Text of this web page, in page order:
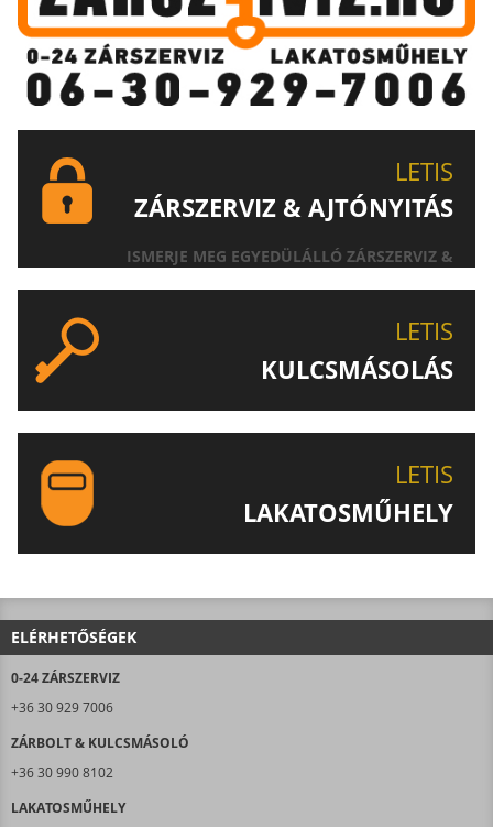
LETIS
ZÁRSZERVIZ & AJTÓNYITÁS
ISMERJE MEG EGYEDÜLÁLLÓ ZÁRSZERVIZ &
LETIS
KULCSMÁSOLÁS
LETIS
LAKATOSMŰHELY
ELÉRHETŐSÉGEK
0-24 ZÁRSZERVIZ
+36 30 929 7006
ZÁRBOLT & KULCSMÁSOLÓ
+36 30 990 8102
LAKATOSMŰHELY